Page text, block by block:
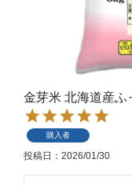
金芽米 北海道産ふ
購入者
投稿日 2026/01/30